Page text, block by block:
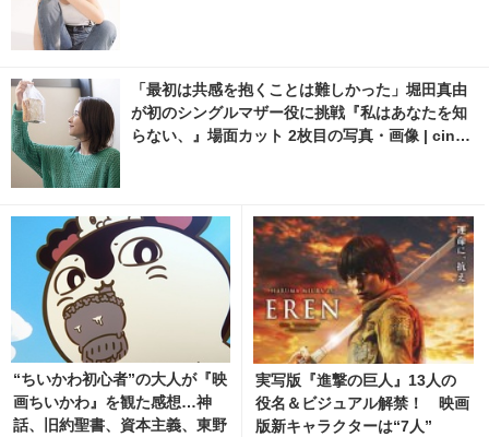
「最初は共感を抱くことは難しかった」堀田真由
が初のシングルマザー役に挑戦『私はあなたを知
らない、』場面カット 2枚目の写真・画像 | cinem
“ちいかわ初心者”の大人が『映
画ちいかわ』を観た感想…神
話、旧約聖書、資本主義、東野
実写版『進撃の巨人』13人の
役名＆ビジュアル解禁！ 映画
版新キャラクターは“7人”